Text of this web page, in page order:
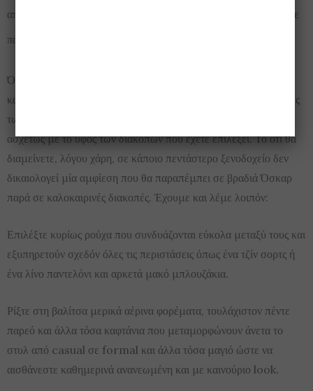
από την προετοιμασία βαλίτσας θερινών διακοπών τότε δεν έχετε
παρά να ακολουθήσετε κατά γράμμα την παρακάτω λίστα…
Όσον αφορά στα ρούχα που θα πάρετε μαζί σας φροντίστε να
καλύπτουν _χωρίς να υπερκαλύπτουν _ σε ποσότητα τις ημέρες
των διακοπών σας και να είναι λιτά, απέριττα και πρακτικά
ασχέτως με το ύφος των διακοπών που έχετε επιλέξει. Το ότι θα
διαμείνετε, λόγου χάρη, σε κάποιο πεντάστερο ξενοδοχείο δεν
δικαιολογεί μία αμφίεση που θα παραπέμπει σε βραδιά Όσκαρ
παρά σε καλοκαιρινές διακοπές. Έχουμε και λέμε λοιπόν:
Επιλέξτε κυρίως ρούχα που συνδυάζονται εύκολα μεταξύ τους και
εξυπηρετούν σχεδόν όλες τις περιστάσεις όπως ένα τζίν σορτς ή
ένα λίνο παντελόνι και αρκετά μακό μπλουζάκια.
Ρίξτε στη βαλίτσα μερικά αέρινα φορέματα, τουλάχιστον πέντε
παρεό και άλλα τόσα καφτάνια που μεταμορφώνουν άνετα το
στυλ από casual σε formal και άλλα τόσα μαγιό ώστε να
αισθάνεστε καθημερινά ανανεωμένη και με καινούριο look.